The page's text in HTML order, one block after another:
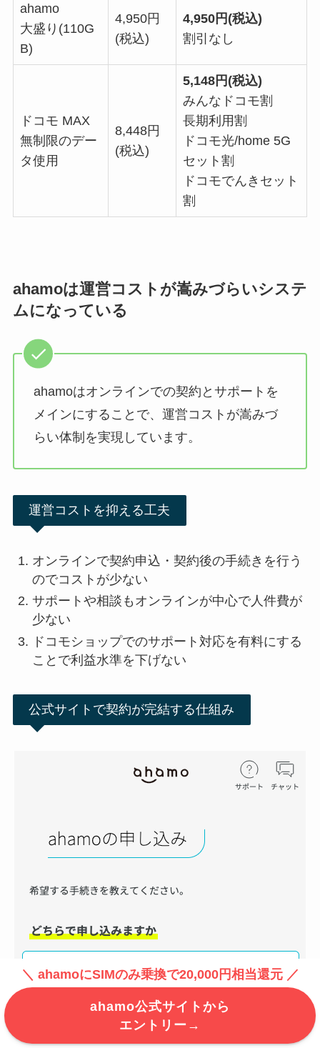
ahamo
大盛り(110G
B)
4,950円
(税込)
4,950円(税込)
割引なし
ドコモ MAX
無制限のデー
タ使用
8,448円
(税込)
5,148円(税込)
みんなドコモ割
長期利用割
ドコモ光/home 5G
セット割
ドコモでんきセット
割
ahamoは運営コストが嵩みづらいシステ
ムになっている
ahamoはオンラインでの契約とサポートを
メインにすることで、運営コストが嵩みづ
らい体制を実現しています。
運営コストを抑える工夫
オンラインで契約申込・契約後の手続きを行う
のでコストが少ない
サポートや相談もオンラインが中心で人件費が
少ない
ドコモショップでのサポート対応を有料にする
ことで利益水準を下げない
公式サイトで契約が完結する仕組み
＼ ahamoにSIMのみ乗換で20,000円相当還元 ／
ahamo公式サイトから
エントリー→